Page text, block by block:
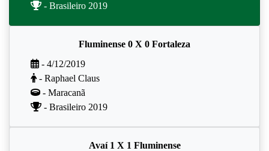
- Brasileiro 2019
Fluminense 0 X 0 Fortaleza
- 4/12/2019
- Raphael Claus
- Maracanã
- Brasileiro 2019
Avaí 1 X 1 Fluminense